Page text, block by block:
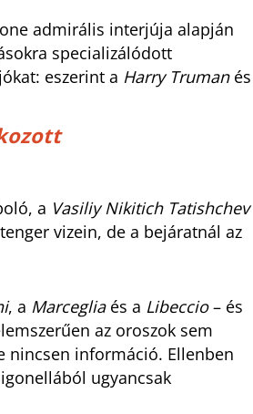
admirális interjúja alapján
specializálódott
eszerint a Harry Trumanés
a Vasiliy Nikitich Tatishchev
vizein, de a bejáratnál az
, a Marcegliaés a Libeccio– és
az oroszok sem
nincsen információ. Ellenben
ugyancsak